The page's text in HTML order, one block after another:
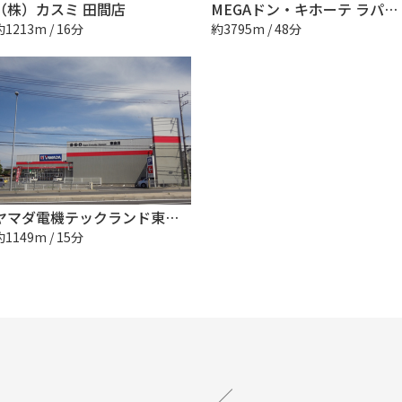
株）カスミ 田間店
1213m / 16分
MEGAドン・キホーテ ラパーク成東店
約3795m / 48分
ヤマダ電機テックランド東金店
1149m / 15分